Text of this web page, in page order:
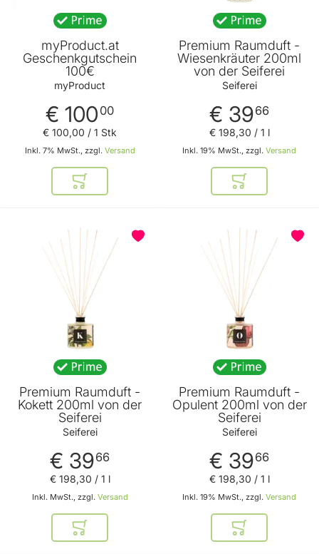
myProduct.at
Geschenkgutschein
100€
myProduct
€ 100 00
Inkl. 7% MwSt., zzgl. Versand
€ 100,00 / 1 Stk
In den Warenkorb
Premium Raumduft -
Wiesenkräuter 200ml
von der Seiferei
Seiferei
€ 3966
Inkl. 19% MwSt., zzgl. Versand
€ 198,30 / 1 l
In den
Premium Raumduft -
Kokett 200ml von der
Seiferei
Seiferei
€ 3966
Inkl. MwSt., zzgl. Versand
€ 198,30 / 1 l
In den Warenkorb
Premium Raumduft -
Opulent 200ml von der
Seiferei
Seiferei
€ 3966
Inkl. 19% MwSt., zzgl. Versand
€ 198,30 / 1 l
In den